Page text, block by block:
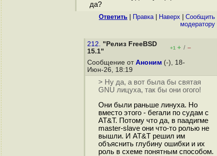
да?
Ответить Правка| Наверх
Cообщить
модератору
212. "Релиз FreeBSD
15.1"
+1 + / –
Сообщение от Аноним (-), 18-
Июн-26, 18:19
> Ну да, а вот была бы святая
GNU лицуха, так бы они огого!
Они были раньше линуха. Но
вместо этого - бегали по судам с
AT&T. Потому что да, в паадигме
master-slave они что-то ролью не
вышли. И AT&T решил им
объяснить глубину ошибки и их
роль в схеме понятным способом.